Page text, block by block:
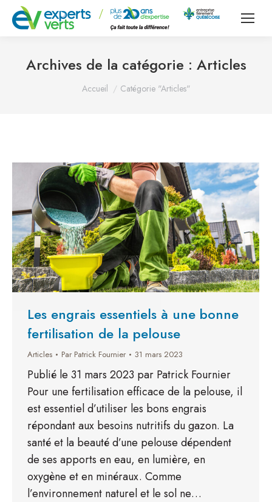
Archives de la catégorie : Articles
Vous êtes ici :
Accueil Catégorie "Articles"
Les engrais essentiels à une bonne
fertilisation de la pelouse
Articles Par Patrick Fournier 31 mars 2023
Publié le 31 mars 2023 par Patrick Fournier
Pour une fertilisation efficace de la pelouse, il
est essentiel d’utiliser les bons engrais
répondant aux besoins nutritifs du gazon. La
santé et la beauté d’une pelouse dépendent
de ses apports en eau, en lumière, en
oxygène et en minéraux. Comme
l’environnement naturel et le sol ne…